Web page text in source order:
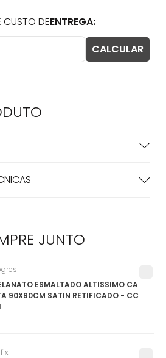
JUNTO
ESMALTADO ALTISSIMO CA
90X90CM SATIN RETIFICADO - CC